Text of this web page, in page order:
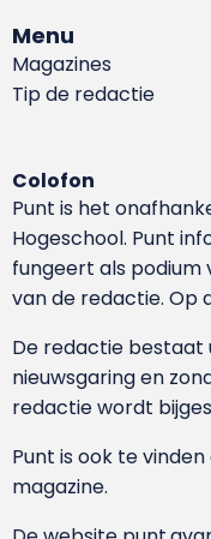
Menu
Magazines
Tip de redactie
Colofon
Punt is het
Hoge­school. Punt
fungeert als podium
van de redactie. Op
De redactie bestaat
nieuwsgaring en
redactie wordt
Punt is ook te
magazine.